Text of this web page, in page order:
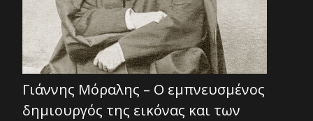
Γιάννης Μόραλης – Ο εμπνευσμένος
δημιουργός της εικόνας και των